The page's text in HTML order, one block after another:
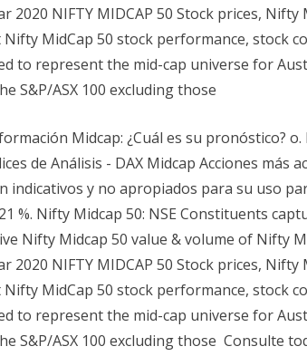
2020 NIFTY MIDCAP 50 Stock prices, Nifty
Nifty MidCap 50 stock performance, stock
to represent the mid-cap universe for
S&P/ASX 100 excluding those
Midcap: ¿Cuál es su pronóstico?
de Análisis - DAX Midcap Acciones más
indicativos y no apropiados para su uso
%. Nifty Midcap 50: NSE Constituents
Nifty Midcap 50 value & volume of Nifty
2020 NIFTY MIDCAP 50 Stock prices, Nifty
Nifty MidCap 50 stock performance, stock
to represent the mid-cap universe for
S&P/ASX 100 excluding those Consulte